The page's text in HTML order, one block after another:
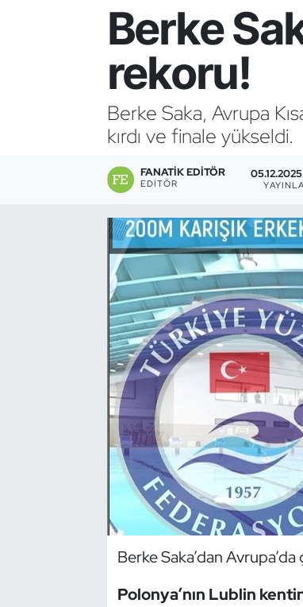
Berke
rekoru!
Berke Saka, Avrupa
kırdı ve finale yükseldi.
FANATIK EDITÖR
EDITÖR
Berke Saka’dan
Polonya’nın Lublin
Bocce Bowling Dart
Buz Hokeyi
Buz Pateni
Çim Hokeyi
Dans Sporları